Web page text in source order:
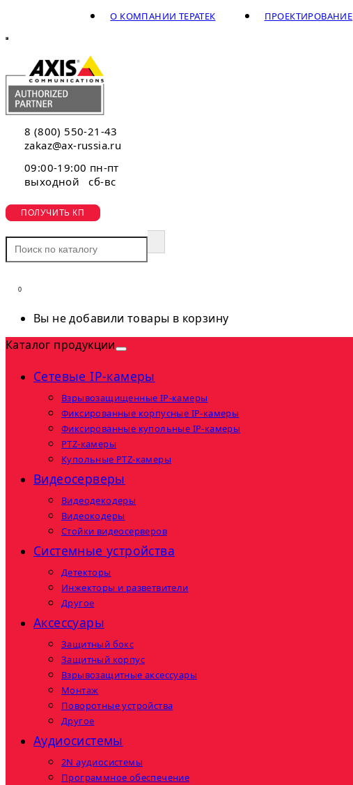
ПРОЕКТИРОВАНИЕ
О КОМПАНИИ ТЕРАТЕК
8 (800) 550-21-43
zakaz@ax-russia.ru
09:00-19:00 пн-пт
выходной сб-вс
ПОЛУЧИТЬ КП
0
Вы не добавили товары в корзину
Каталог продукции
Сетевые IP-камеры
Взрывозащищенные IP-камеры
Фиксированные корпусные IP-камеры
Фиксированные купольные IP-камеры
PTZ-камеры
Купольные PTZ-камеры
Видеосерверы
Видеодекодеры
Видеокодеры
Стойки видеосерверов
Системные устройства
Детекторы
Инжекторы и разветвители
Другое
Аксессуары
Защитный бокс
Защитный корпус
Взрывозащитные аксессуары
Монтаж
Поворотные устройства
Другое
Аудиосистемы
2N аудиосистемы
Программное обеспечение